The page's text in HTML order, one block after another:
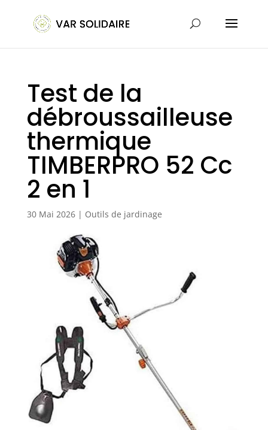
Test de la
débroussailleuse
thermique
TIMBERPRO 52 Cc
2 en 1
30 Mai 2026| Outils de jardinage